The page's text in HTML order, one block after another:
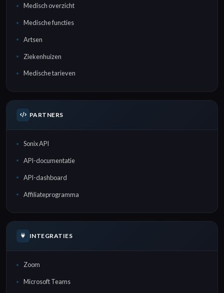
Medisch overzicht
Medische functies
Artsen
Ziekenhuizen
Medische tarieven
PARTNERS
Sonix API
API-documentatie
API-dashboard
Affiliateprogramma
INTEGRATIES
Zoom
Microsoft Teams